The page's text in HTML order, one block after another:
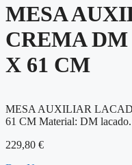
MESA
CREMA DM
X 61 CM
MESA AUXILIAR
61 CM Material: DM lacado.
229,80 €